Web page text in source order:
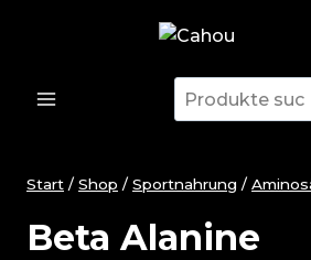
Suchen
nach:
Start / Shop / Sportnahrung /
Beta Alanine